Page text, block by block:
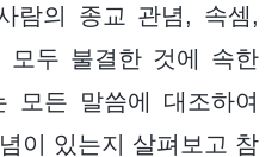
람의 종교 관념, 속셈,
두 불결한 것에 속한
모든 말씀에 대조하여
이 있는지 살펴보고 참